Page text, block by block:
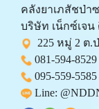
คลังยาเภสัชป่า
บริษัท เน็กซ์เจน
225 หมู่ 2 ต.
081-594-8529
095-559-5585
Line: